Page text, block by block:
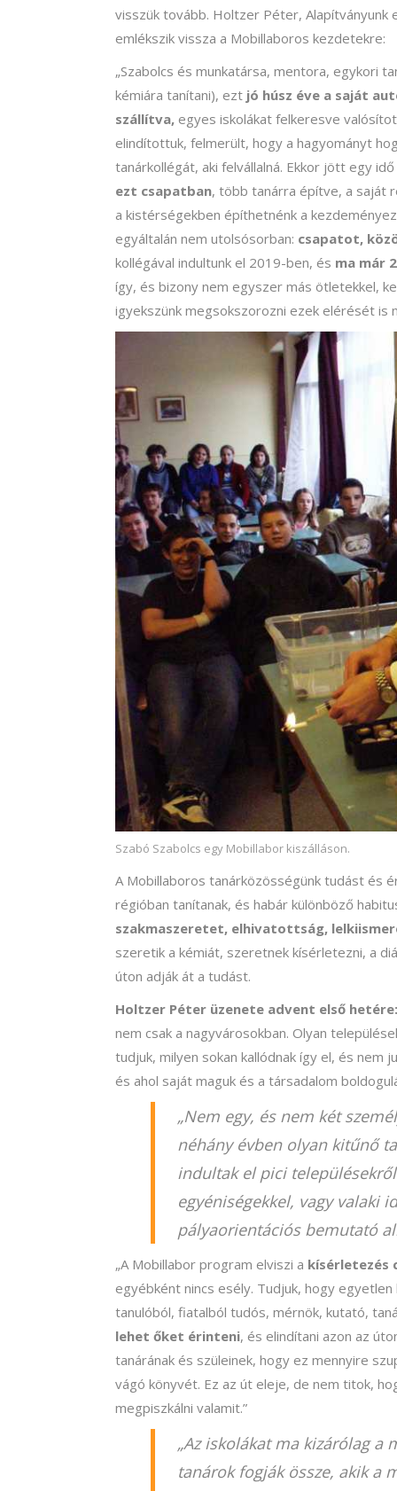
visszük tovább. Holtzer Péter, Alapítványunk
emlékszik vissza a Mobillaboros kezdetekre:
„Szabolcs és munkatársa, mentora, egykori
kémiára tanítani), ezt jó húsz éve a saját
szállítva, egyes iskolákat felkeresve
elindítottuk, felmerült, hogy a hagyományt
tanárkollégát, aki felvállalná. Ekkor jött egy
ezt csapatban, több tanárra építve, a saját
a kistérségekben építhetnénk a
egyáltalán nem utolsósorban: csapatot,
kollégával indultunk el 2019-ben, és ma már
így, és bizony nem egyszer más ötletekkel,
igyekszünk megsokszorozni ezek elérését is
Szabó Szabolcs egy Mobillabor kiszálláson.
A Mobillaboros tanárközösségünk tudást és
régióban tanítanak, és habár különböző
szakmaszeretet, elhivatottság,
szeretik a kémiát, szeretnek kísérletezni, a
úton adják át a tudást.
Holtzer Péter üzenete advent első
nem csak a nagyvárosokban. Olyan
tudjuk, milyen sokan kallódnak így el, és nem
és ahol saját maguk és a társadalom
„Nem egy, és nem két
néhány évben olyan kitűnő
indultak el pici
egyéniségekkel, vagy valaki
pályaorientációs bemutató
„A Mobillabor program elviszi a kísérletezés
egyébként nincs esély. Tudjuk, hogy
tanulóból, fiatalból tudós, mérnök, kutató,
lehet őket érinteni, és elindítani azon az
tanárának és szüleinek, hogy ez mennyire
vágó könyvét. Ez az út eleje, de nem titok,
megpiszkálni valamit.”
„Az iskolákat ma kizárólag
tanárok fogják össze, akik a